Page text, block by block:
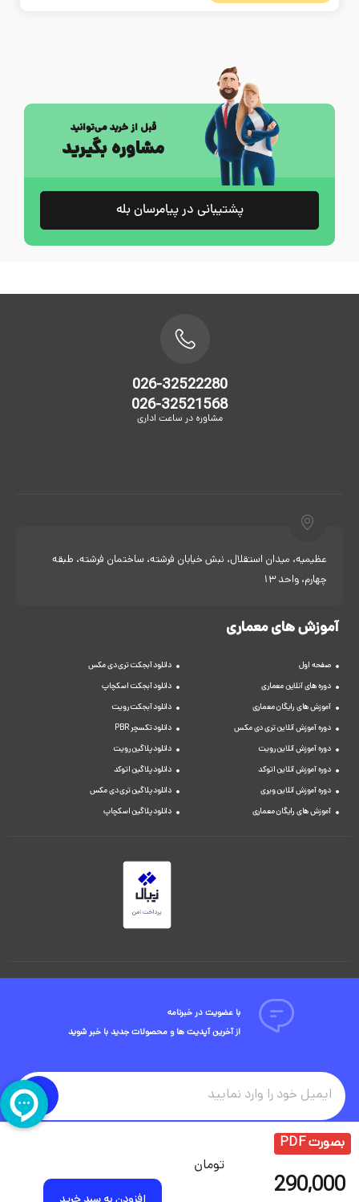
بصورت PDF
290,000
تومان
قبل از خرید می‌توانید
مشاوره بگیرید
پشتیبانی در پیامرسان بله
026-32522280
026-32521568
مشاوره در ساعت اداری
عظیمیه، میدان استقلال، نبش خیابان فرشته، ساختمان فرشته، طبقه
چهارم، واحد 13
آموزش های معماری
صفحه اول
دوره های آنلاین معماری
آموزش های رایگان معماری
دوره آموزش آنلاین تری دی مکس
دوره آموزش آنلاین رویت
دوره آموزش آنلاین اتوکد
دوره آموزش آنلاین ویری
آموزش های رایگان معماری
دانلود آبجکت تری دی مکس
دانلود آبجکت اسکچاپ
دانلود آبجکت رویت
دانلود تکسچر PBR
دانلود پلاگین رویت
دانلود پلاگین اتوکد
دانلود پلاگین تری دی مکس
دانلود پلاگین اسکچاپ
با عضویت در خبرنامه
از آخرین آپدیت ها و محصولات جدید با خبر شوید